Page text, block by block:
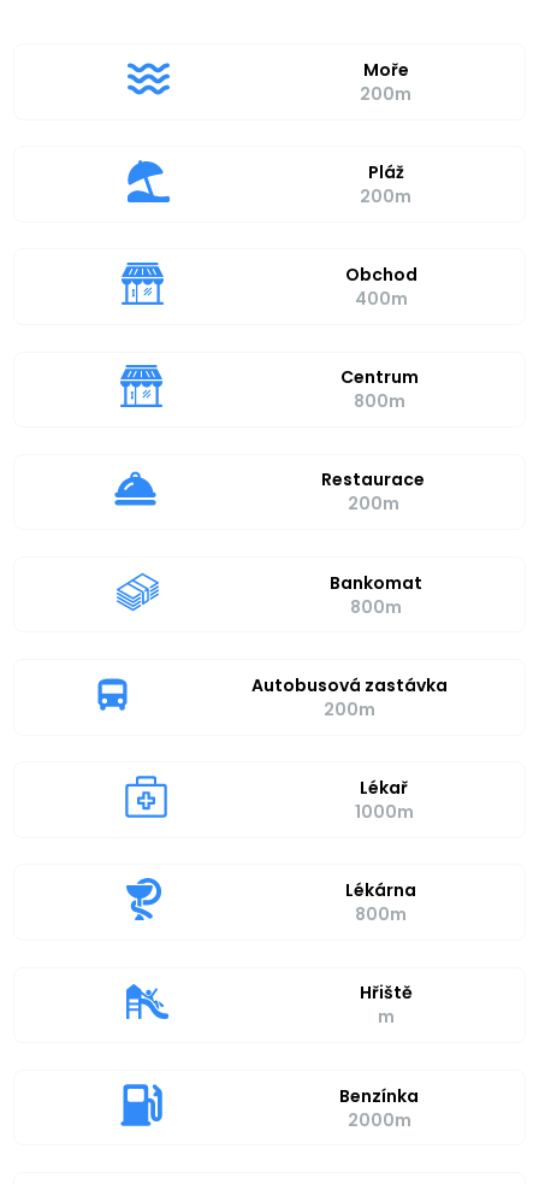
Moře
200m
Pláž
200m
Obchod
400m
Centrum
800m
Restaurace
200m
Bankomat
800m
Autobusová zastávka
200m
Lékař
1000m
Lékárna
800m
Hřiště
m
Benzínka
2000m